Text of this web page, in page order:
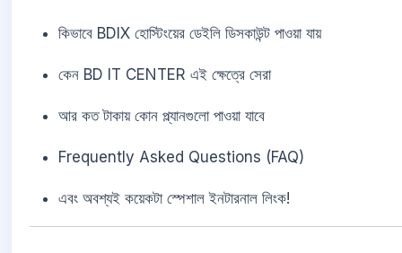
কিভাবে BDIX হোস্টিংয়ের ডেইলি ডিসকাউন্ট পাওয়া যায়
কেন BD IT CENTER এই ক্ষেত্রে সেরা
আর কত টাকায় কোন প্ল্যানগুলো পাওয়া যাবে
Frequently Asked Questions (FAQ)
এবং অবশ্যই কয়েকটা স্পেশাল ইনটারনাল লিংক!